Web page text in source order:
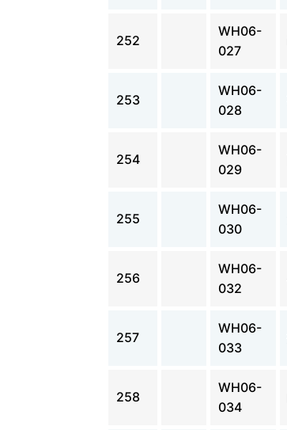
252
WH06-
027
253
WH06-
028
254
WH06-
029
255
WH06-
030
256
WH06-
032
257
WH06-
033
258
WH06-
034